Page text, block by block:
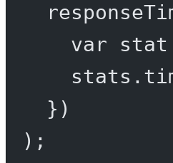
var stat
stats.
})
);